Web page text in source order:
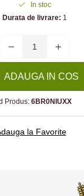
In stoc
Durata de livrare: 1
ADAUGA IN COS
Produs: 6BR0NIUXX
la Favorite